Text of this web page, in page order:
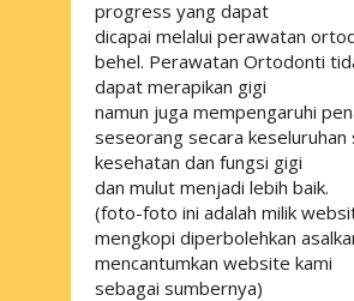
progress yang dapat
dicapai melalui perawatan
behel. Perawatan Ortodonti
dapat merapikan gigi
namun juga mempengaruhi
seseorang secara keseluruhan
kesehatan dan fungsi gigi
dan mulut menjadi lebih baik.
(foto-foto ini adalah milik
mengkopi diperbolehkan
mencantumkan website kami
sebagai sumbernya)